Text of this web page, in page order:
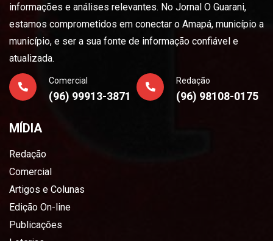
informações e análises relevantes. No Jornal O Guarani,
estamos comprometidos em conectar o Amapá, município a
município, e ser a sua fonte de informação confiável e
atualizada.
Comercial
(96) 99913-3871
Redação
(96) 98108-0175
MÍDIA
Redação
Comercial
Artigos e Colunas
Edição On-line
Publicações